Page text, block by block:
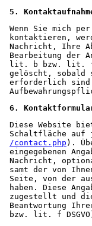
5.
Wenn Sie mich
kontaktieren,
Nachricht, Ihre
Bearbeitung der
lit. b bzw. lit. f
gelöscht, sobald
erforderlich sind
6.
Diese Website
/contact.php ).
eingegebenen
Nachricht,
samt der von
Seite, von der
haben. Diese
zugestellt und
Beantwortung
bzw. lit. f